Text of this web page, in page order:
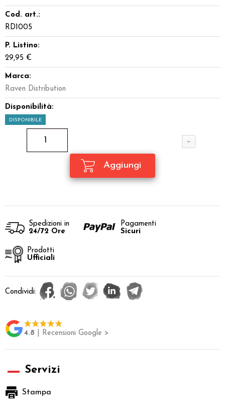
Cod. art.:
RD1005
P. Listino:
29,95 €
Marca:
Raven Distribution
Disponibilità:
DISPONIBILE
Spedizioni in
24/72 Ore
Pagamenti
Sicuri
Prodotti
Ufficiali
Condividi:
4.8 | Recensioni Google >
Servizi
Stampa